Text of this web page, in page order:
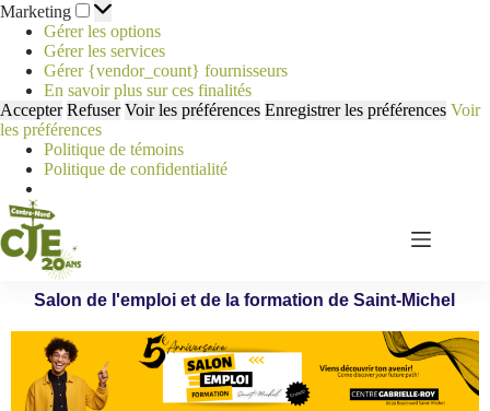
Marketing
Gérer les options
Gérer les services
Gérer {vendor_count} fournisseurs
En savoir plus sur ces finalités
Accepter Refuser Voir les préférences Enregistrer les préférences Voir
les préférences
Politique de témoins
Politique de confidentialité
Salon de l'emploi et de la formation de Saint-Michel